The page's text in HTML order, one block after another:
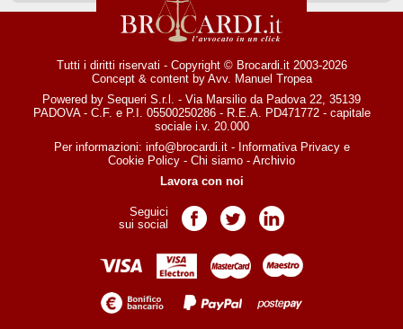
Tutti i diritti riservati - Copyright © Brocardi.it 2003-2026
Concept & content by Avv. Manuel Tropea
Powered by Sequeri S.r.l. - Via Marsilio da Padova 22, 35139
PADOVA - C.F. e P.I. 05500250286 - R.E.A. PD471772 - capitale
sociale i.v. 20.000
Per informazioni: info@brocardi.it- Informativa Privacye
Cookie Policy - Chi siamo - Archivio
Lavora con noi
Seguici
sui social
Pagina Facebook
Pagina TwitterPagina LinkedIn